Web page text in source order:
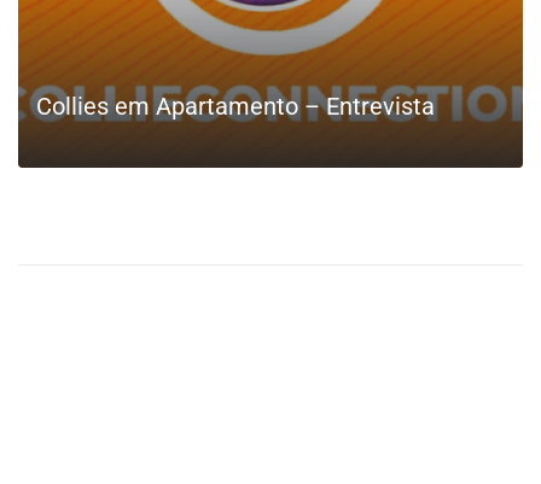
Collies em Apartamento – Entrevista